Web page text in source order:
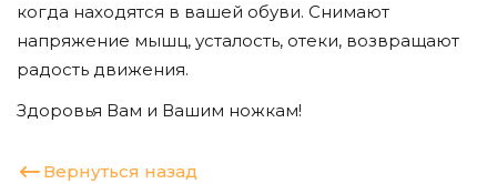
когда находятся в вашей обуви. Снимают
напряжение мышц, усталость, отеки, возвращают
радость движения.
Здоровья Вам и Вашим ножкам!
Вернуться назад